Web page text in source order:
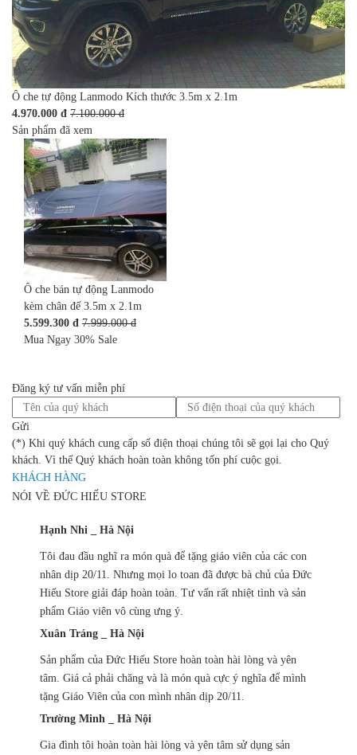
Ô che tự động Lanmodo Kích thước 3.5m x 2.1m
4.970.000 đ 7.100.000 đ
Sản phẩm đã xem
Ô che bán tự động Lanmodo
kèm chân đế 3.5m x 2.1m
5.599.300 đ 7.999.000 đ
Mua Ngay 30% Sale
Đăng ký tư vấn miễn phí
Gửi
(*) Khi quý khách cung cấp số điện thoại chúng tôi sẽ gọi lại cho Quý
khách. Vì thế Quý khách hoàn toàn không tốn phí cuộc gọi.
KHÁCH HÀNG
NÓI VỀ ĐỨC HIẾU STORE
Hạnh Nhi _ Hà Nội
Tôi đau đầu nghĩ ra món quà để tặng giáo viên của các con
nhân dịp 20/11. Nhưng mọi lo toan đã được bà chủ của Đức
Hiếu Store giải đáp hoàn toàn. Tư vấn rất nhiệt tình và sản
phẩm Giáo viên vô cùng ưng ý.
Xuân Tráng _ Hà Nội
Sản phẩm của Đức Hiếu Store hoàn toàn hài lòng và yên
tâm. Giá cả phải chăng và là món quà cực ý nghĩa để mình
tặng Giáo Viên của con mình nhân dịp 20/11.
Trường Minh _ Hà Nội
Gia đình tôi hoàn toàn hài lòng và yên tâm sử dụng sản